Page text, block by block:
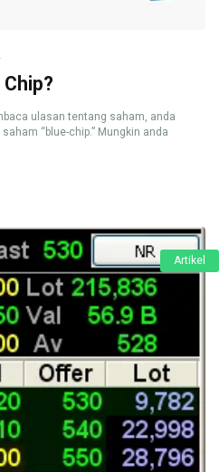
ulasan tentang saham, anda
“blue-chip.” Mungkin anda
Artikel